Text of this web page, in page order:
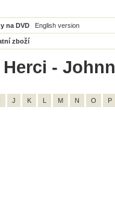
na DVD English version
zboží
Herci -
J K L M N O P